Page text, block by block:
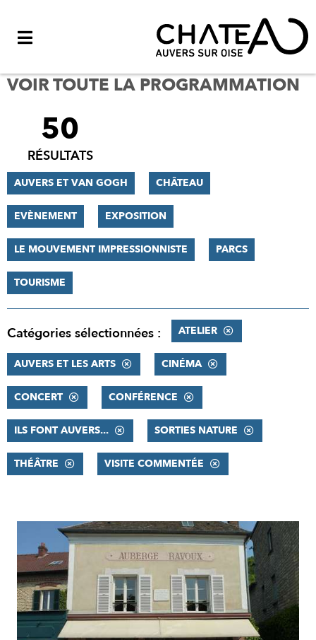
VOIR TOUTE LA PROGRAMMATION
FILTRER
RÉSULTATS
50
RÉSULTATS
AUVERS ET VAN GOGH CHÂTEAU
EVÈNEMENT EXPOSITION
LE MOUVEMENT IMPRESSIONNISTE PARCS
TOURISME
Catégories sélectionnées : ATELIER
AUVERS ET LES ARTS CINÉMA
CONCERT CONFÉRENCE
ILS FONT AUVERS... SORTIES NATURE
THÉÂTRE VISITE COMMENTÉE
RÉSULTATS